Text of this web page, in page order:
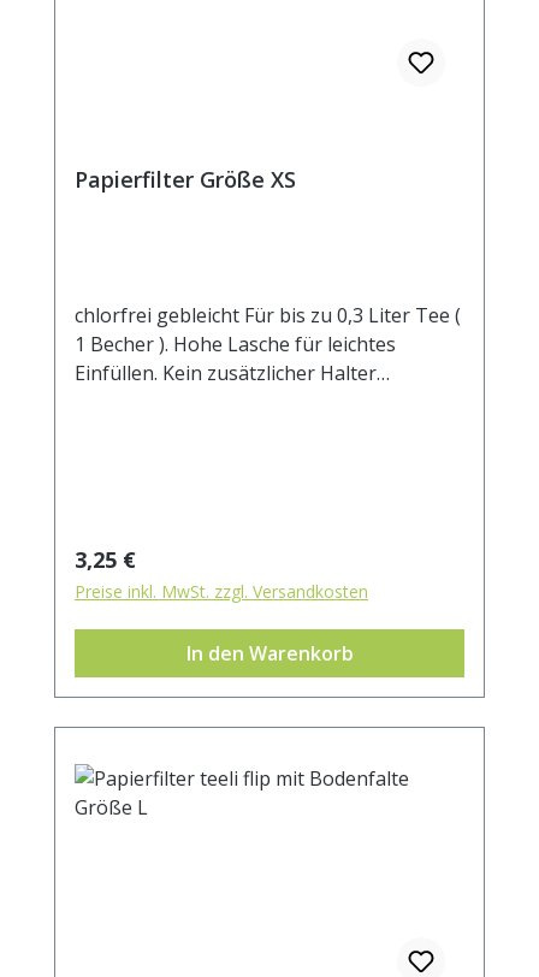
Papierfilter Größe XS
chlorfrei gebleicht Für bis zu 0,3 Liter Tee (
1 Becher ). Hohe Lasche für leichtes
Einfüllen. Kein zusätzlicher Halter
Regulärer Preis:
3,25 €
Preise inkl. MwSt. zzgl. Versandkosten
In den Warenkorb